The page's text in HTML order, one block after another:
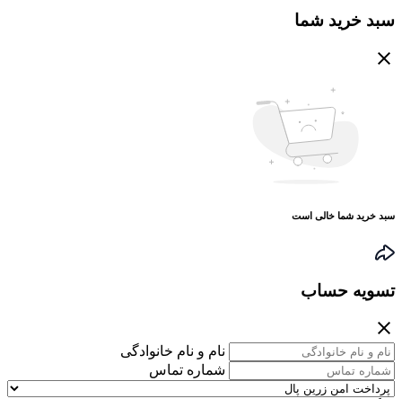
سبد خرید شما
سبد خرید شما خالی است
تسویه حساب
نام و نام خانوادگی
شماره تماس